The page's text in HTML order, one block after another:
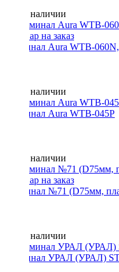
Нет в наличии
Терминал Aura WTB-
Нет в наличии
Терминал Aura WTB-045P
Нет в наличии
Терминал №71 (D75мм,
Нет в наличии
Терминал УРАЛ (УРАЛ)